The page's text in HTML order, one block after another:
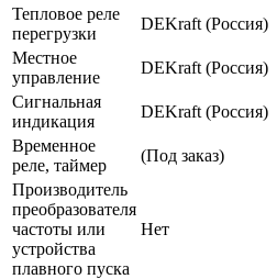
Тепловое реле
перегрузки
DEKraft (Россия)
Местное
управление
DEKraft (Россия)
Сигнальная
индикация
DEKraft (Россия)
Временное
реле, таймер
(Под заказ)
Производитель
преобразователя
частоты или
устройства
плавного пуска
Нет